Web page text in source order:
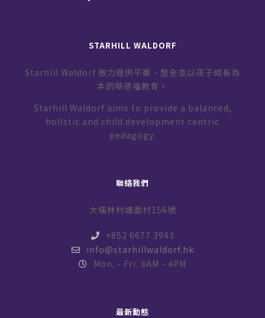
STARHILL WALDORF
Starhill Waldorf 致力提供平衡、整全並以孩子成長為
本的華德福教育。
Starhill Waldorf aims to provide a balanced,
holistic and child development centric
pedagogy.
聯絡我們
大埔林村塘面村156號
+852 6677 3943
info@starhillwaldorf.hk
Mon. - Fri. 8AM - 4PM
最新動態